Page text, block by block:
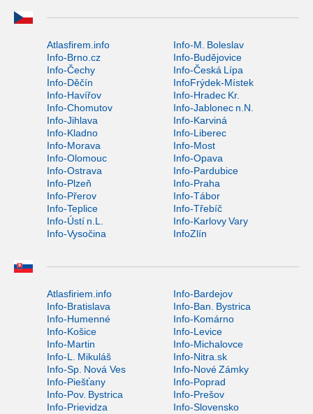
Atlasfirem.info
Info-M. Boleslav
Info-Brno.cz
Info-Budějovice
Info-Čechy
Info-Česká Lípa
Info-Děčín
InfoFrýdek-Místek
Info-Havířov
Info-Hradec Kr.
Info-Chomutov
Info-Jablonec n.N.
Info-Jihlava
Info-Karviná
Info-Kladno
Info-Liberec
Info-Morava
Info-Most
Info-Olomouc
Info-Opava
Info-Ostrava
Info-Pardubice
Info-Plzeň
Info-Praha
Info-Přerov
Info-Tábor
Info-Teplice
Info-Třebíč
Info-Ústí n.L.
Info-Karlovy Vary
Info-Vysočina
InfoZlín
Atlasfiriem.info
Info-Bardejov
Info-Bratislava
Info-Ban. Bystrica
Info-Humenné
Info-Komárno
Info-Košice
Info-Levice
Info-Martin
Info-Michalovce
Info-L. Mikuláš
Info-Nitra.sk
Info-Sp. Nová Ves
Info-Nové Zámky
Info-Piešťany
Info-Poprad
Info-Pov. Bystrica
Info-Prešov
Info-Prievidza
Info-Slovensko